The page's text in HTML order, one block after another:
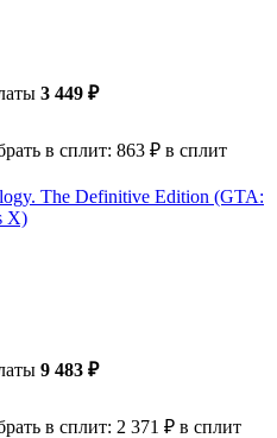
3 449 ₽
в сплит: 863 ₽ в сплит
The Definitive Edition (GTA:
X)
9 483 ₽
в сплит: 2 371 ₽ в сплит